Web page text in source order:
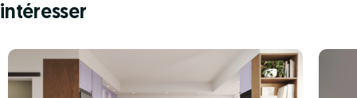
intéresser